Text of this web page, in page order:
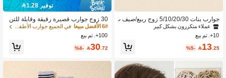
جوارب بنات 5/10/20/30 زوج ربيع/صيف ب
حافة دانتيل بيضاء، تصميم خطوط عمودية
بسيطة، جوارب قصيرة كلاسيكية لطيفة ق
ابلة للتنفس وصديقة للبشرة، جوارب حرم
جامعي حلوة وناعمة ومريحة ومتعددة الاس
س المدرسة/الأنشطة العادية/تجمعات الح
فلات
عملاء متكررون بشكل كبير
10+. تم بيع
13.25
%5-
توفير 1.28
30 زوج جوارب قصيرة رقيقة وقابلة للتن
فس للأطفال للربيع والصيف
6# الأفضل مبيعا
في الجميع جوارب الأطفال والرضع
100+. تم بيع
30.72
%4-